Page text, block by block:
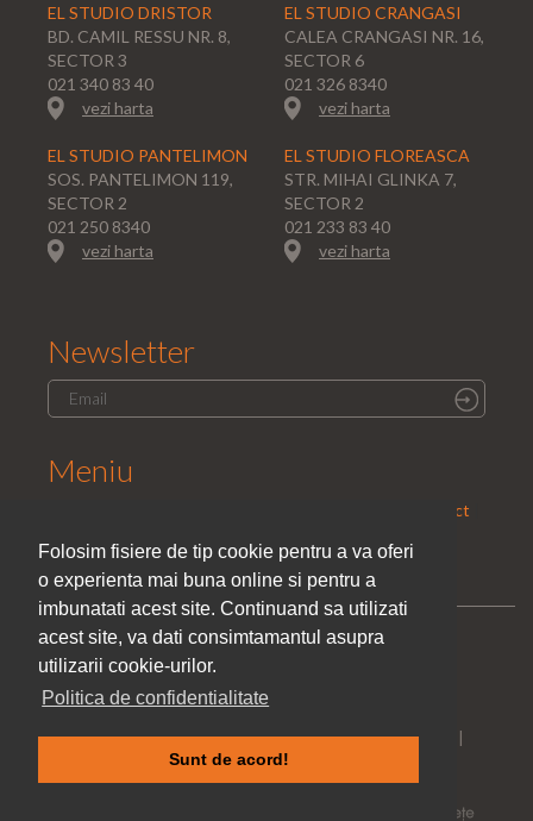
Folosim fisiere de tip cookie pentru a va oferi
o experienta mai buna online si pentru a
imbunatati acest site. Continuand sa utilizati
acest site, va dati consimtamantul asupra
utilizarii cookie-urilor.
Politica de confidentialitate
Sunt de acord!
EL STUDIO DRISTOR
BD. CAMIL RESSU NR. 8,
SECTOR 3
021 340 83 40
vezi harta
EL STUDIO CRANGASI
CALEA CRANGASI NR. 16,
SECTOR 6
021 326 8340
vezi harta
EL STUDIO PANTELIMON
SOS. PANTELIMON 119,
SECTOR 2
021 250 8340
vezi harta
EL STUDIO FLOREASCA
STR. MIHAI GLINKA 7,
SECTOR 2
021 233 83 40
vezi harta
Newsletter
Meniu
Contact
Toate drepturile rezervate © El Studio Style 2005 - 2026 |